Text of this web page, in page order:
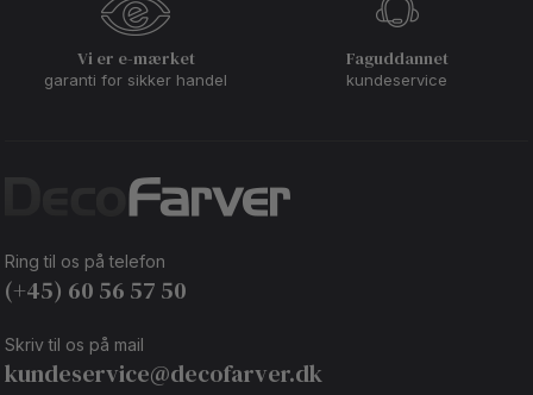
Vi er e-mærket
garanti for sikker handel
Faguddannet
kundeservice
Ring til os på telefon
(+45) 60 56 57 50
Skriv til os på mail
kundeservice@decofarver.dk